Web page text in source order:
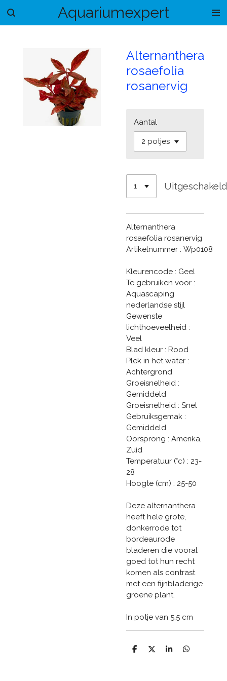
Ga
Aquariumexpert
Alternanthera
rosaefolia
rosanervig
Aantal
Alternanthera
rosaefolia rosanervig
Artikelnummer : Wp0108
Kleurencode : Geel
Te gebruiken voor :
Aquascaping
nederlandse stijl
Gewenste
lichthoeveelheid :
Veel
Blad kleur : Rood
Plek in het water :
Achtergrond
Groeisnelheid :
Gemiddeld
Groeisnelheid : Snel
Gebruiksgemak :
Gemiddeld
Oorsprong : Amerika,
Zuid
Temperatuur (°c) : 23-
28
Hoogte (cm) : 25-50
Deze alternanthera
heeft hele grote,
donkerrode tot
bordeaurode
bladeren die vooral
goed tot hun recht
komen als contrast
met een fijnbladerige
groene plant.
In potje van 5,5 cm
D
D
S
D